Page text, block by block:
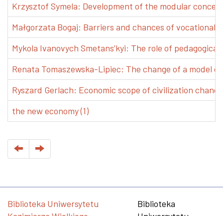
Krzysztof Symela: Development of the modular
Małgorzata Bogaj: Barriers and chances of vocational
Mykola Ivanovych Smetans’kyi: The role of
Renata Tomaszewska-Lipiec: The change of a model
Ryszard Gerlach: Economic scope of civilization
the new economy (1)
Biblioteka Uniwersytetu
Biblioteka